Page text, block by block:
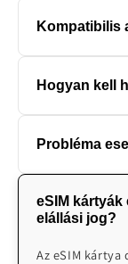
kiválasztására.
eSIM-ek).
"újratöltés"
Kompatibilis
ellenőrizni,
kompatibilis-
Hogyan kell
készülékhez
Probléma
emailben H-V
eSIM kártyák
elállási jog?
Az eSIM